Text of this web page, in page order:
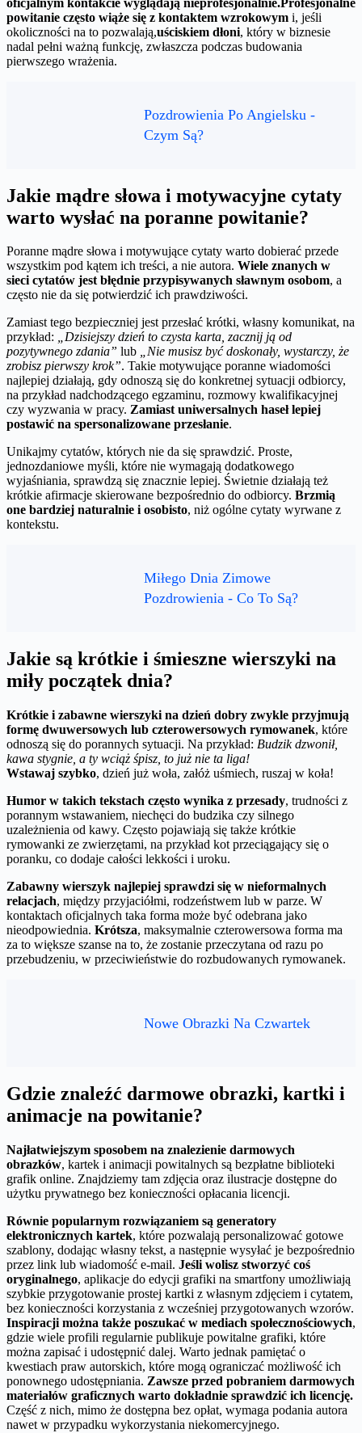
powitanie często wiąże się z kontaktem wzrokowym i, jeśli
okoliczności na to pozwalają,uściskiem dłoni, który w biznesie
nadal pełni ważną funkcję, zwłaszcza podczas budowania
pierwszego wrażenia.
Pozdrowienia Po Angielsku -
Czym Są?
Jakie mądre słowa i motywacyjne cytaty
warto wysłać na poranne powitanie?
Poranne mądre słowa i motywujące cytaty warto dobierać przede
wszystkim pod kątem ich treści, a nie autora. Wiele znanych w
sieci cytatów jest błędnie przypisywanych sławnym osobom, a
często nie da się potwierdzić ich prawdziwości.
Zamiast tego bezpieczniej jest przesłać krótki, własny komunikat, na
przykład: „Dzisiejszy dzień to czysta karta, zacznij ją od
pozytywnego zdania” lub „Nie musisz być doskonały, wystarczy, że
zrobisz pierwszy krok”. Takie motywujące poranne wiadomości
najlepiej działają, gdy odnoszą się do konkretnej sytuacji odbiorcy,
na przykład nadchodzącego egzaminu, rozmowy kwalifikacyjnej
czy wyzwania w pracy. Zamiast uniwersalnych haseł lepiej
postawić na spersonalizowane przesłanie.
Unikajmy cytatów, których nie da się sprawdzić. Proste,
jednozdaniowe myśli, które nie wymagają dodatkowego
wyjaśniania, sprawdzą się znacznie lepiej. Świetnie działają też
krótkie afirmacje skierowane bezpośrednio do odbiorcy. Brzmią
one bardziej naturalnie i osobisto, niż ogólne cytaty wyrwane z
kontekstu.
Miłego Dnia Zimowe
Pozdrowienia - Co To Są?
Jakie są krótkie i śmieszne wierszyki na
miły początek dnia?
Krótkie i zabawne wierszyki na dzień dobry zwykle przyjmują
formę dwuwersowych lub czterowersowych rymowanek, które
odnoszą się do porannych sytuacji. Na przykład: Budzik dzwonił,
kawa stygnie, a ty wciąż śpisz, to już nie ta liga!
Wstawaj szybko, dzień już woła, załóż uśmiech, ruszaj w koła!
Humor w takich tekstach często wynika z przesady, trudności z
porannym wstawaniem, niechęci do budzika czy silnego
uzależnienia od kawy. Często pojawiają się także krótkie
rymowanki ze zwierzętami, na przykład kot przeciągający się o
poranku, co dodaje całości lekkości i uroku.
Zabawny wierszyk najlepiej sprawdzi się w nieformalnych
relacjach, między przyjaciółmi, rodzeństwem lub w parze. W
kontaktach oficjalnych taka forma może być odebrana jako
nieodpowiednia. Krótsza, maksymalnie czterowersowa forma ma
za to większe szanse na to, że zostanie przeczytana od razu po
przebudzeniu, w przeciwieństwie do rozbudowanych rymowanek.
Nowe Obrazki Na Czwartek
Gdzie znaleźć darmowe obrazki, kartki i
animacje na powitanie?
Najłatwiejszym sposobem na znalezienie darmowych
obrazków, kartek i animacji powitalnych są bezpłatne biblioteki
grafik online. Znajdziemy tam zdjęcia oraz ilustracje dostępne do
użytku prywatnego bez konieczności opłacania licencji.
Równie popularnym rozwiązaniem są generatory
elektronicznych kartek, które pozwalają personalizować gotowe
szablony, dodając własny tekst, a następnie wysyłać je bezpośrednio
przez link lub wiadomość e-mail. Jeśli wolisz stworzyć coś
oryginalnego, aplikacje do edycji grafiki na smartfony umożliwiają
szybkie przygotowanie prostej kartki z własnym zdjęciem i cytatem,
bez konieczności korzystania z wcześniej przygotowanych wzorów.
Inspiracji można także poszukać w mediach społecznościowych,
gdzie wiele profili regularnie publikuje powitalne grafiki, które
można zapisać i udostępnić dalej. Warto jednak pamiętać o
kwestiach praw autorskich, które mogą ograniczać możliwość ich
ponownego udostępniania. Zawsze przed pobraniem darmowych
materiałów graficznych warto dokładnie sprawdzić ich licencję.
Część z nich, mimo że dostępna bez opłat, wymaga podania autora
nawet w przypadku wykorzystania niekomercyjnego.